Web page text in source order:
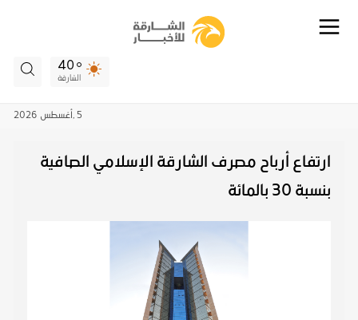
40
الشارقة
5 , أغسطس 2026
ارتفاع أرباح مصرف الشارقة الإسلامي الصافية
بنسبة 30 بالمائة